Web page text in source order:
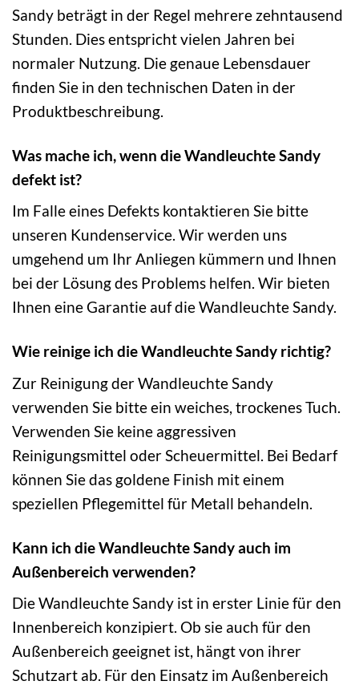
Sandy beträgt in der Regel mehrere zehntausend
Stunden. Dies entspricht vielen Jahren bei
normaler Nutzung. Die genaue Lebensdauer
finden Sie in den technischen Daten in der
Produktbeschreibung.
Was mache ich, wenn die Wandleuchte Sandy
defekt ist?
Im Falle eines Defekts kontaktieren Sie bitte
unseren Kundenservice. Wir werden uns
umgehend um Ihr Anliegen kümmern und Ihnen
bei der Lösung des Problems helfen. Wir bieten
Ihnen eine Garantie auf die Wandleuchte Sandy.
Wie reinige ich die Wandleuchte Sandy richtig?
Zur Reinigung der Wandleuchte Sandy
verwenden Sie bitte ein weiches, trockenes Tuch.
Verwenden Sie keine aggressiven
Reinigungsmittel oder Scheuermittel. Bei Bedarf
können Sie das goldene Finish mit einem
speziellen Pflegemittel für Metall behandeln.
Kann ich die Wandleuchte Sandy auch im
Außenbereich verwenden?
Die Wandleuchte Sandy ist in erster Linie für den
Innenbereich konzipiert. Ob sie auch für den
Außenbereich geeignet ist, hängt von ihrer
Schutzart ab. Für den Einsatz im Außenbereich